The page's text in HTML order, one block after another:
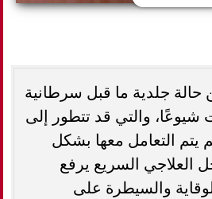
حالة جلدية ما قبل سرطانية
شيوعًا، والتي قد تتطور إلى
يتم التعامل معها بشكل
العلاجي السريع يرفع
والسيطرة على